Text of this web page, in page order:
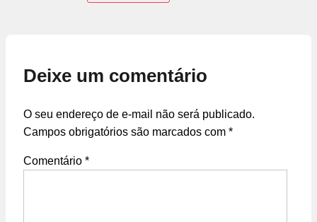
Deixe um comentário
O seu endereço de e-mail não será publicado.
Campos obrigatórios são marcados com *
Comentário *